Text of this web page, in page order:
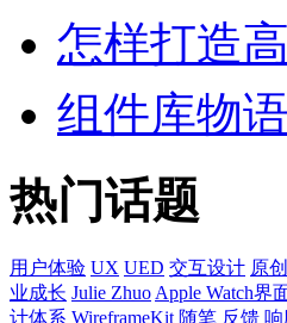
怎样打造
组件库物
热门话题
用户体验 UX UED 交互设计 原
业成长 Julie Zhuo Apple Watch界
计体系 WireframeKit 随笔 反馈